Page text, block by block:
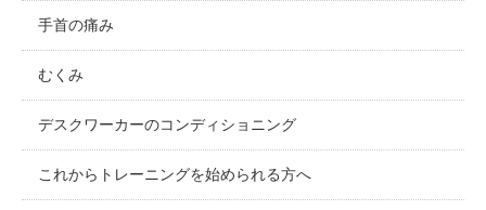
手首の痛み
むくみ
デスクワーカーのコンディショニング
これからトレーニングを始められる方へ